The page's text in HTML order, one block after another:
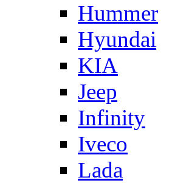
Hummer
Hyundai
KIA
Jeep
Infinity
Iveco
Lada